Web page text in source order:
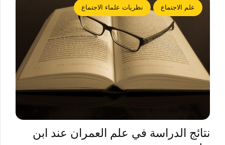
علم الاجتماع نظريات علماء الاجتماع
نتائج الدراسة في علم العمران عند ابن